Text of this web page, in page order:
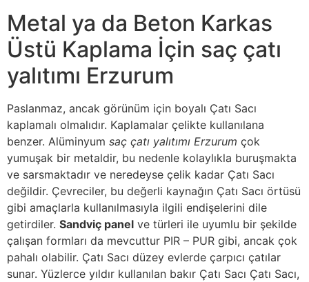
Metal ya da Beton Karkas
Üstü Kaplama İçin saç çatı
yalıtımı Erzurum
Paslanmaz, ancak görünüm için boyalı Çatı Sacı
kaplamalı olmalıdır. Kaplamalar çelikte kullanılana
benzer. Alüminyum saç çatı yalıtımı Erzurum çok
yumuşak bir metaldir, bu nedenle kolaylıkla buruşmakta
ve sarsmaktadır ve neredeyse çelik kadar Çatı Sacı
değildir. Çevreciler, bu değerli kaynağın Çatı Sacı örtüsü
gibi amaçlarla kullanılmasıyla ilgili endişelerini dile
getirdiler. Sandviç panel ve türleri ile uyumlu bir şekilde
çalışan formları da mevcuttur PIR – PUR gibi, ancak çok
pahalı olabilir. Çatı Sacı düzey evlerde çarpıcı çatılar
sunar. Yüzlerce yıldır kullanılan bakır Çatı Sacı Çatı Sacı,